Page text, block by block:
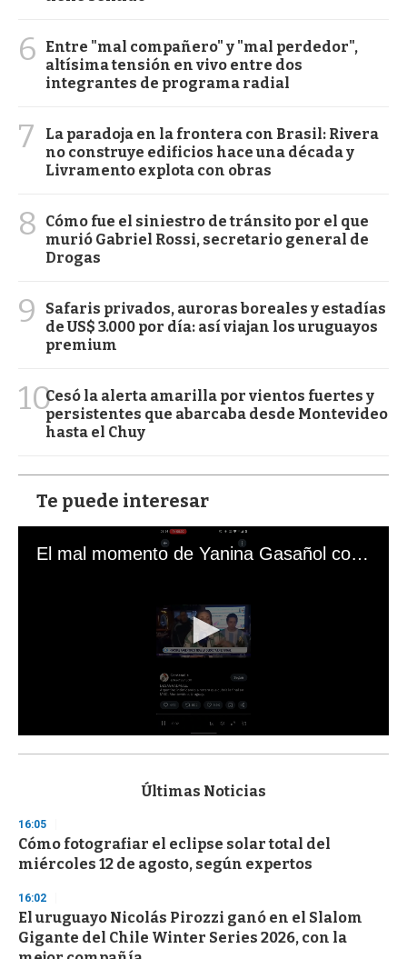
6
Entre "mal compañero" y "mal perdedor",
altísima tensión en vivo entre dos
integrantes de programa radial
7
La paradoja en la frontera con Brasil: Rivera
no construye edificios hace una década y
Livramento explota con obras
8
Cómo fue el siniestro de tránsito por el que
murió Gabriel Rossi, secretario general de
Drogas
9
Safaris privados, auroras boreales y estadías
de US$ 3.000 por día: así viajan los uruguayos
premium
10Cesó la alerta amarilla por vientos fuertes y
persistentes que abarcaba desde Montevideo
hasta el Chuy
Te puede interesar
El mal momento de Yanina Gasañol con un hincha argentino en "Subrayado"
s
d
s
o
f
3
s
e
c
Últimas Noticias
16:05
Cómo fotografiar el eclipse solar total del
miércoles 12 de agosto, según expertos
16:02
El uruguayo Nicolás Pirozzi ganó en el Slalom
Gigante del Chile Winter Series 2026, con la